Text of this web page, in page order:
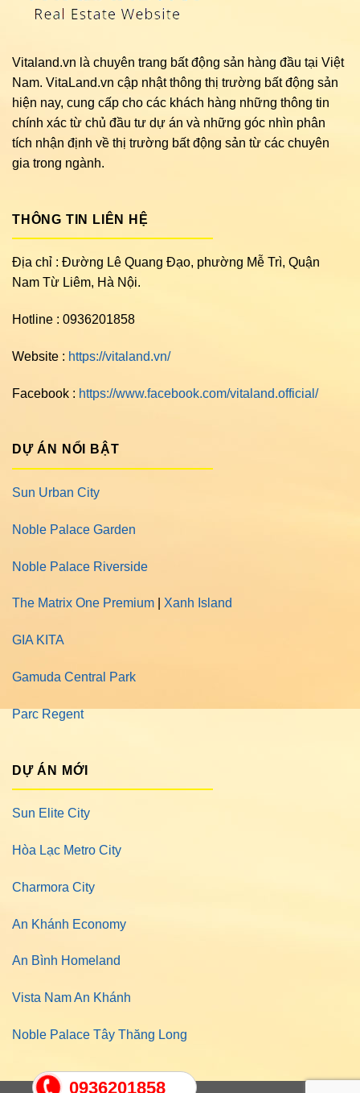
0936201858
Vitaland.vn là chuyên trang bất động sản hàng đầu tại Việt
Nam. VitaLand.vn cập nhật thông thị trường bất động sản
hiện nay, cung cấp cho các khách hàng những thông tin
chính xác từ chủ đầu tư dự án và những góc nhìn phân
tích nhận định về thị trường bất động sản từ các chuyên
gia trong ngành.
THÔNG TIN LIÊN HỆ
Địa chỉ : Đường Lê Quang Đạo, phường Mễ Trì, Quận
Nam Từ Liêm, Hà Nội.
Hotline : 0936201858
Website : https://vitaland.vn/
Facebook : https://www.facebook.com/vitaland.official/
DỰ ÁN NỔI BẬT
Sun Urban City
Noble Palace Garden
Noble Palace Riverside
The Matrix One Premium Xanh Island
GIA KITA
Gamuda Central Park
Parc Regent
DỰ ÁN MỚI
Sun Elite City
Hòa Lạc Metro City
Charmora City
An Khánh Economy
An Bình Homeland
Vista Nam An Khánh
Noble Palace Tây Thăng Long